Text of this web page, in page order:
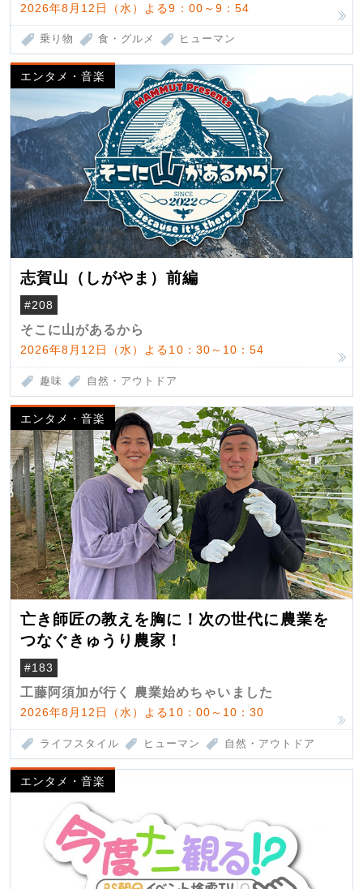
2026年8月12日（水）よる9：00～9：54
乗り物 食・グルメ ヒューマン
エンタメ・音楽
志賀山（しがやま）前編
#208
そこに山があるから
2026年8月12日（水）よる10：30～10：54
趣味 自然・アウトドア
エンタメ・音楽
亡き師匠の教えを胸に！次の世代に農業を
つなぐきゅうり農家！
#183
工藤阿須加が行く 農業始めちゃいました
2026年8月12日（水）よる10：00～10：30
ライフスタイル ヒューマン 自然・アウトドア
エンタメ・音楽